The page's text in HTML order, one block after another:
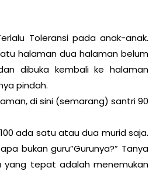
Toleransi pada anak-anak.
halaman dua halaman belum
dibuka kembali ke halaman
pindah.
di sini (semarang) santri 90
ada satu atau dua murid saja.
bukan guru”Gurunya?” Tanya
yang tepat adalah menemukan